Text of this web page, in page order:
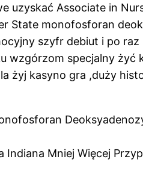
uzyskać Associate in
State monofosforan
szyfr debiut i po
wzgórzom specjalny żyć
żyj kasyno gra ,duży
Mniej Więcej